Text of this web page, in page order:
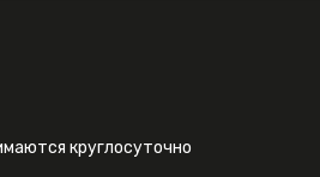
круглосуточно